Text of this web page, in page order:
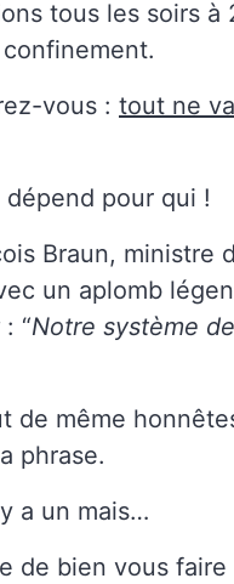
tous les soirs à
vous : tout ne
pour qui !
Braun, ministre
un aplomb
: “Notre système
de même
phrase.
a un mais…
de bien vous faire